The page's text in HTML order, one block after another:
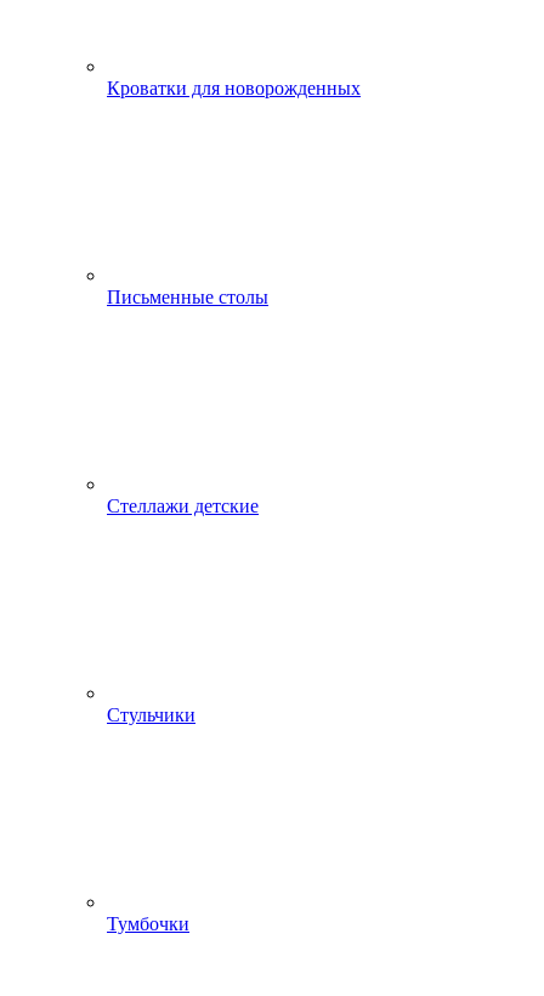
Кроватки для новорожденных
Письменные столы
Стеллажи детские
Стульчики
Тумбочки